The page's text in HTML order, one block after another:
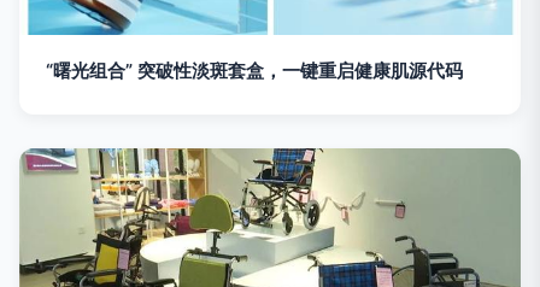
“曙光组合” 突破性淡斑套盒，一键重启健康肌源代码